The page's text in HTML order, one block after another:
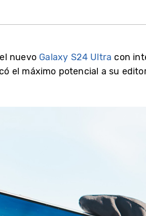
nuevo Galaxy S24 Ultra con
el máximo potencial a su